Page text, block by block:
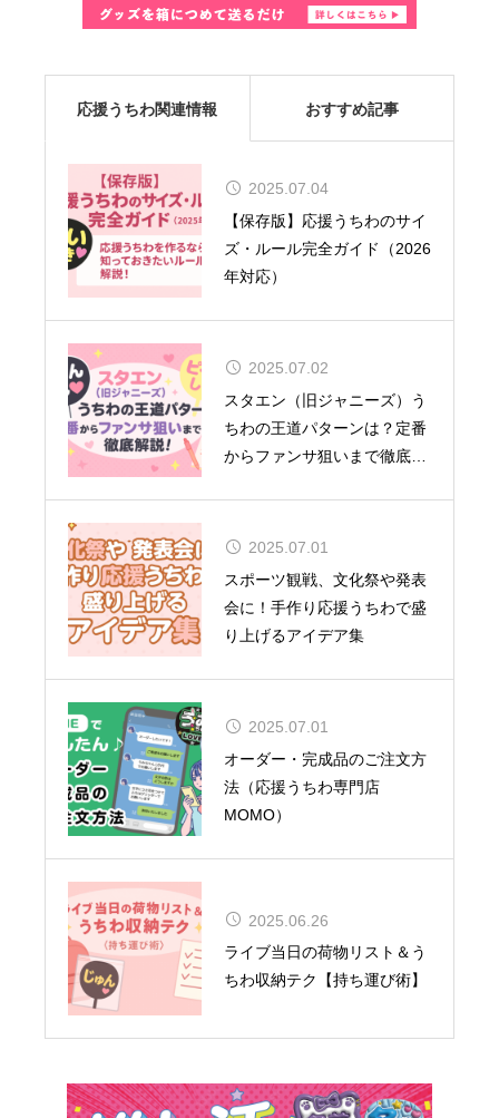
応援うちわ関連情報 おすすめ記事
2025.07.04
【保存版】応援うちわのサイ
ズ・ルール完全ガイド（2026
年対応）
2025.07.02
スタエン（旧ジャニーズ）う
ちわの王道パターンは？定番
からファンサ狙いまで徹底解
2025.07.01
スポーツ観戦、文化祭や発表
会に！手作り応援うちわで盛
り上げるアイデア集
2025.07.01
オーダー・完成品のご注文方
法（応援うちわ専門店
MOMO）
2025.06.26
ライブ当日の荷物リスト＆う
ちわ収納テク【持ち運び術】
定！大阪では『SONIC EXPO
2025』のヘッドライナーとし
て特別公演を実施
折- 全キャスト＆ビジュアル
解禁！
CUTIE STREET 初の全国ツ
アー12都市15公演
夏uuu祭（なつまつり）開催
松田聖子、通算54作目のアル
バムがTOP10入り！女性歴代
1位タイの快挙達成